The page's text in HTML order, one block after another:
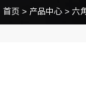
首页 > 产品中心> 六